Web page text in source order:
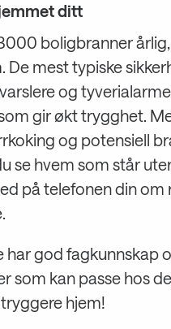
ditt
boligbranner
De mest typiske
og
gir økt trygghet.
og potensiell
se hvem som står
på telefonen din om
har god fagkunnskap
som kan passe hos
hjem!